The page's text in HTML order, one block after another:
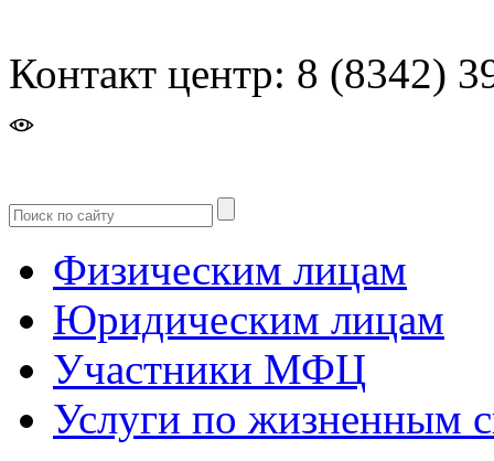
Контакт центр: 8 (8342)
Физическим лицам
Юридическим лицам
Участники МФЦ
Услуги по жизненным